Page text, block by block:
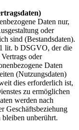
Daten nur,
oder
sind (Bestandsdaten).
lit. b DSGVO, der die
oder
Daten
(Nutzungsdaten)
dies erforderlich ist,
zu ermöglichen
werden nach
Geschäftsbeziehung
unberührt.